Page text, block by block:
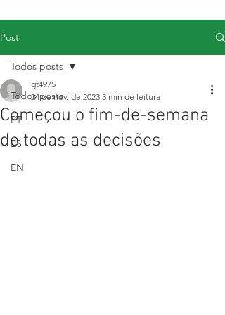
Post
Todos posts
PT
ES
EN
Todos posts
Começou o fim-de-semana
de todas as decisões
gt4975
24 de nov. de 2023 3 min de leitura